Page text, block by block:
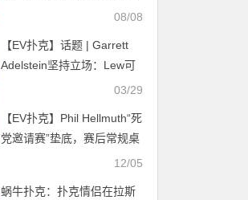
08/08
【EV扑克】话题 | Garrett
Adelstein坚持立场：Lew可
能作弊，我不会把钱还给她
03/29
【EV扑克】Phil Hellmuth“死
党邀请赛”垫底，赛后常规桌
12/05
蜗牛扑克：扑克情侣在拉斯